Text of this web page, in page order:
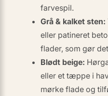
farvespil.
Grå & kalket sten:
eller patineret
flader, som gør
Blødt beige:
eller et tæppe i
mørke flade og